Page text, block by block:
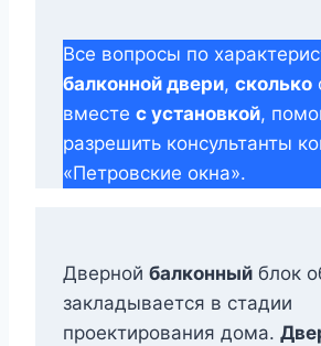
Все вопросы по
балконной двери, сколько
вместе с установкой,
разрешить консультанты
«Петровские окна».
Дверной балконный блок
закладывается в стадии
проектирования дома.